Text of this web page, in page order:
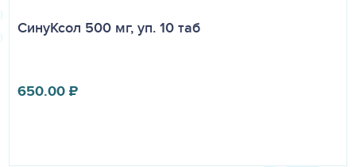
СинуКсол 500 мг, уп. 10 таб
650.00₽